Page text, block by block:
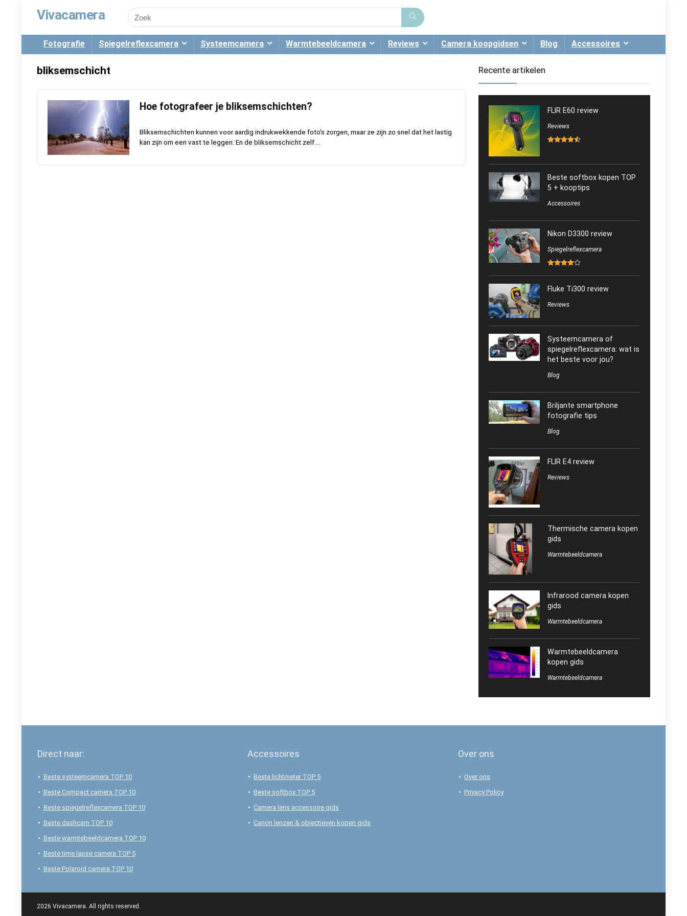
Vivacamera
Fotografie Spiegelreflexcamera Systeemcamera Warmtebeeldcamera Reviews Camera koopgidsen Blog Accessoires
bliksemschicht
Hoe fotografeer je bliksemschichten?
Bliksemschichten kunnen voor aardig indrukwekkende foto's zorgen, maar ze zijn zo snel dat het lastig
kan zijn om een vast te leggen. En de bliksemschicht zelf ...
Recente artikelen
FLIR E60 review
Reviews
Beste softbox kopen TOP
5 + kooptips
Accessoires
Nikon D3300 review
Spiegelreflexcamera
Fluke Ti300 review
Reviews
Systeemcamera of
spiegelreflexcamera: wat is
het beste voor jou?
Blog
Briljante smartphone
fotografie tips
Blog
FLIR E4 review
Reviews
Thermische camera kopen
gids
Warmtebeeldcamera
Infrarood camera kopen
gids
Warmtebeeldcamera
Warmtebeeldcamera
kopen gids
Warmtebeeldcamera
Direct naar:
Beste systeemcamera TOP 10
Beste Compact camera TOP 10
Beste spiegelreflexcamera TOP 10
Beste dashcam TOP 10
Beste warmtebeeldcamera TOP 10
Beste time lapse camera TOP 5
Beste Polaroid camera TOP 10
Accessoires
Beste lichtmeter TOP 5
Beste softbox TOP 5
Camera lens accessoire gids
Canon lenzen & objectieven kopen gids
Over ons
Over ons
Privacy Policy
2026 Vivacamera. All rights reserved.